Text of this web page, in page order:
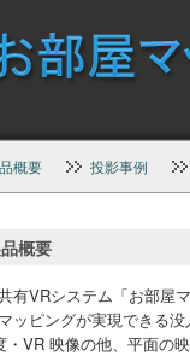
概要 投影事例
概要
有VRシステム「お部屋
ッピングが実現できる没
・VR 映像の他、平面の